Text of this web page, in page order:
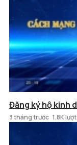
Đăng ký hộ kinh
3 tháng trước 1.8K